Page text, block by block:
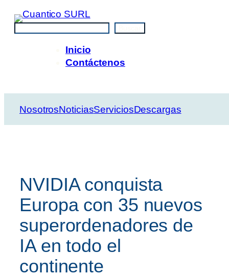
Saltar
contenido
Inicio
Contáctenos
NosotrosNoticiasServiciosDescargas
NVIDIA conquista
Europa con 35 nuevos
superordenadores de
IA en todo el
continente